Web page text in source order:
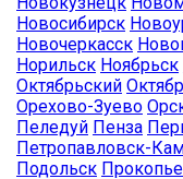
Новосибирск
Новочеркасск
Норильск Ноябрьск
Октябрьский
Орехово-Зуево
Пеледуй Пенза
Петропавловск-
Подольск